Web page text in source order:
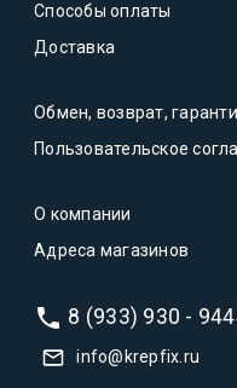
Способы оплаты
Доставка
Обмен, возврат,
Пользовательское
О компании
Адреса магазинов
8 (933) 930 -
info@krepfix.ru